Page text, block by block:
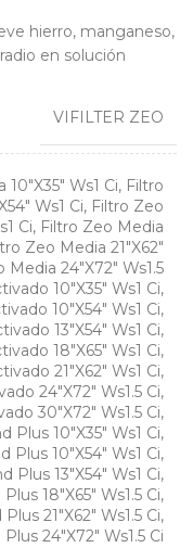
hierro, manganeso,
en solución
VIFILTER ZEO
Ws1 Ci, Filtro
Ws1 Ci, Filtro Zeo
Ci, Filtro Zeo Media
Zeo Media 21"X62"
Media 24"X72" Ws1.5
10"X35" Ws1 Ci,
10"X54" Ws1 Ci,
13"X54" Ws1 Ci,
18"X65" Ws1 Ci,
21"X62" Ws1 Ci,
24"X72" Ws1.5 Ci,
30"X72" Ws1.5 Ci,
Plus 10"X35" Ws1 Ci,
Plus 10"X54" Ws1 Ci,
Plus 13"X54" Ws1 Ci,
18"X65" Ws1.5 Ci,
21"X62" Ws1.5 Ci,
24"X72" Ws1.5 Ci